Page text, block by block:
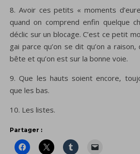
8. Avoir ces petits « moments
quand on comprend enfin quelque
déclic sur un blocage. C’est ce petit
gai parce qu’on se dit qu’on a raison,
bête et qu’on est sur la bonne voie.
9. Que les hauts soient encore,
que les bas.
10. Les listes.
Partager :